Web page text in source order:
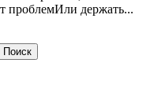
проблемИли держать...